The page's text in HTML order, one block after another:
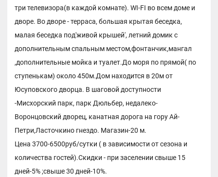
три телевизора(в каждой комнате). WI-FI во всем доме и
дворе. Во дворе - терраса, большая крытая беседка,
малая беседка под'живой крышей', летний домик с
дополнительным спальным местом,фонтанчик,мангал
,дополнительные мойка и туалет.До моря по прямой( по
ступенькам) около 450м.Дом находится в 20м от
Юсуповского дворца. В шаговой доступности
-Мисхорский парк, парк Дюльбер, недалеко-
Воронцовский дворец, канатная дорога на гору Ай-
Петри,Ласточкино гнездо. Магазин-20 м.
Цена 3700-6500руб/сутки ( в зависимости от сезона и
количества гостей).Скидки - при заселении свыше 15
дней-5% ;свыше 30 дней-10%.